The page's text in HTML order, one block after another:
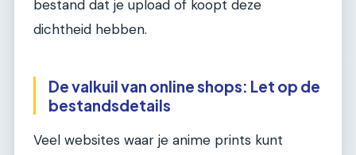
bestand dat je upload of koopt deze
dichtheid hebben.
De valkuil van online shops: Let op de
bestandsdetails
Veel websites waar je anime prints kunt